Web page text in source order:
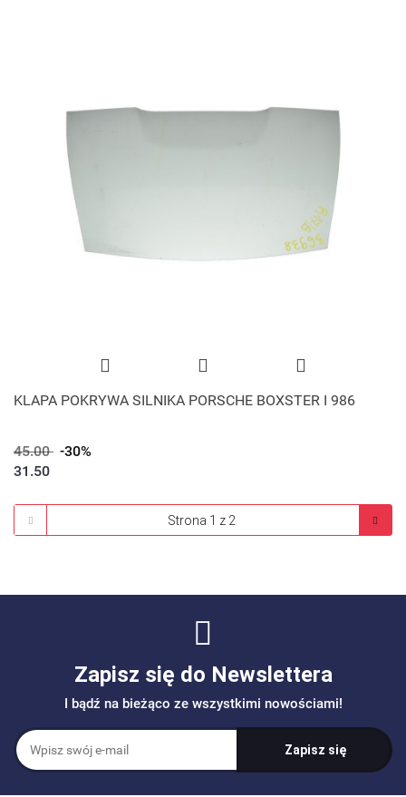
KLAPA POKRYWA SILNIKA PORSCHE BOXSTER I 986
45.00 -30%
31.50
Zapisz się do Newslettera
I bądź na bieżąco ze wszystkimi nowościami!